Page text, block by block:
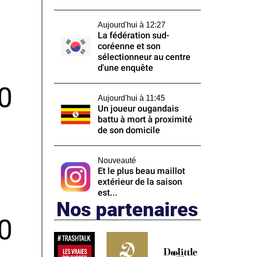
Aujourd'hui à 12:27
La fédération sud-
coréenne et son
sélectionneur au centre
d'une enquête
Aujourd'hui à 11:45
Un joueur ougandais
battu à mort à proximité
de son domicile
Nouveauté
Et le plus beau maillot
extérieur de la saison
est...
Nos partenaires